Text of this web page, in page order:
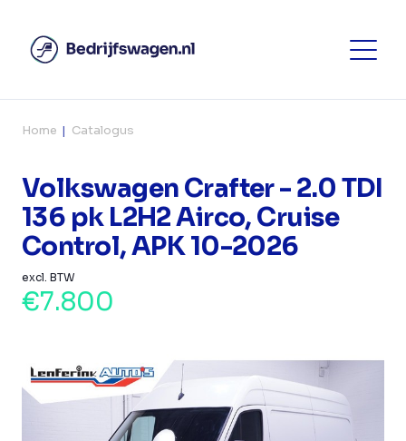
Home Catalogus
Volkswagen Crafter - 2.0 TDI
136 pk L2H2 Airco, Cruise
Control, APK 10-2026
excl. BTW
€7.800